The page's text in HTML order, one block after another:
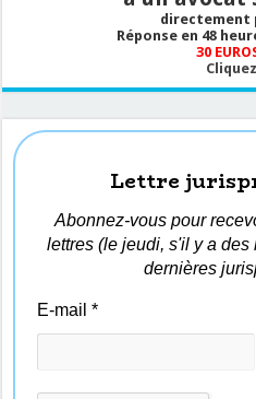
directement
Réponse en 48
30
Lettre
Abonnez-vous pour
lettres (le jeudi, s'il y a
dernières
E-mail*